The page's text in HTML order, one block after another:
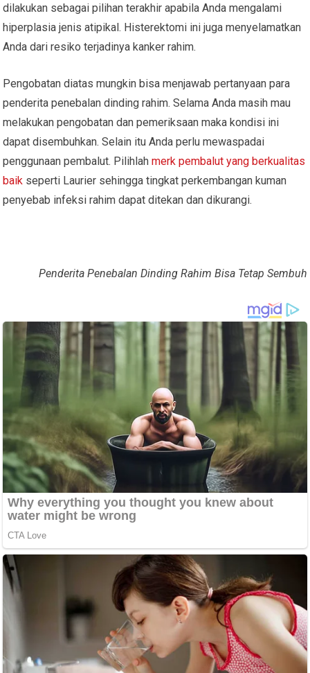
dilakukan sebagai pilihan terakhir apabila Anda mengalami
hiperplasia jenis atipikal. Histerektomi ini juga menyelamatkan
Anda dari resiko terjadinya kanker rahim.
Pengobatan diatas mungkin bisa menjawab pertanyaan para
penderita penebalan dinding rahim. Selama Anda masih mau
melakukan pengobatan dan pemeriksaan maka kondisi ini
dapat disembuhkan. Selain itu Anda perlu mewaspadai
penggunaan pembalut. Pilihlahmerk pembalut yang berkualitas
baik seperti Laurier sehingga tingkat perkembangan kuman
penyebab infeksi rahim dapat ditekan dan dikurangi.
Penderita Penebalan Dinding Rahim Bisa Tetap Sembuh